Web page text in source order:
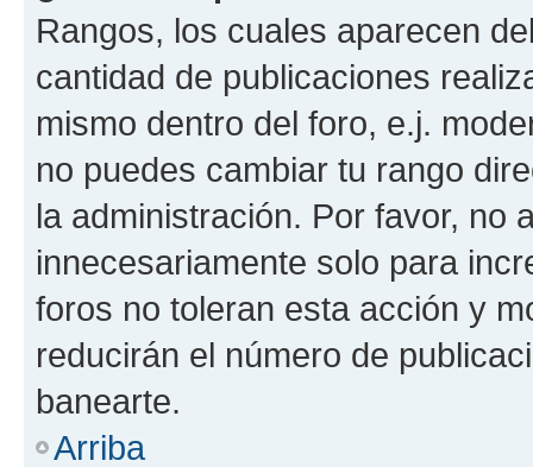
Rangos, los cuales aparecen
cantidad de publicaciones
mismo dentro del foro, e.j.
no puedes cambiar tu rango
la administración. Por favor, no
innecesariamente solo para
foros no toleran esta acción y
reducirán el número de
banearte.
Arriba